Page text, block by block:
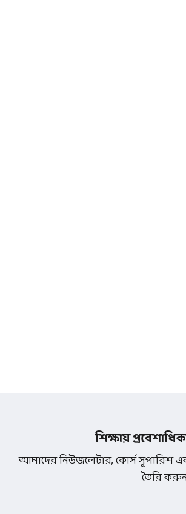
শিক্ষায়
আমাদের নিউজলেটার, কোর্স সুপারিশ
তৈরি